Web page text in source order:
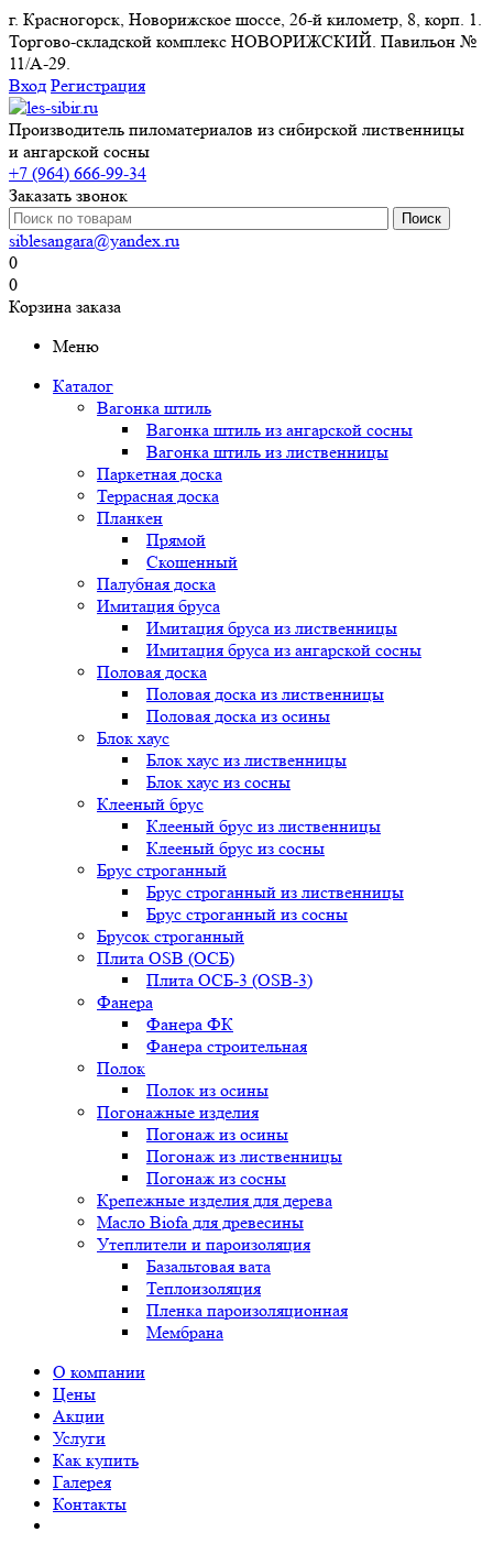
г. Красногорск, Новорижское шоссе, 26-й километр, 8, корп. 1.
Торгово-складской комплекс НОВОРИЖСКИЙ. Павильон №
11/A-29.
Вход Регистрация
Производитель пиломатериалов из сибирской лиственницы
и ангарской сосны
+7 (964) 666-99-34
Заказать звонок
siblesangara@yandex.ru
0
0
Корзина заказа
Меню
Каталог
Вагонка штиль
Вагонка штиль из ангарской сосны
Вагонка штиль из лиственницы
Паркетная доска
Террасная доска
Планкен
Прямой
Скошенный
Палубная доска
Имитация бруса
Имитация бруса из лиственницы
Имитация бруса из ангарской сосны
Половая доска
Половая доска из лиственницы
Половая доска из осины
Блок хаус
Блок хаус из лиственницы
Блок хаус из сосны
Клееный брус
Клееный брус из лиственницы
Клееный брус из сосны
Брус строганный
Брус строганный из лиственницы
Брус строганный из сосны
Брусок строганный
Плита OSB (ОСБ)
Плита ОСБ-3 (OSB-3)
Фанера
Фанера ФК
Фанера строительная
Полок
Полок из осины
Погонажные изделия
Погонаж из осины
Погонаж из лиственницы
Погонаж из сосны
Крепежные изделия для дерева
Масло Biofa для древесины
Утеплители и пароизоляция
Базальтовая вата
Теплоизоляция
Пленка пароизоляционная
Мембрана
О компании
Цены
Акции
Услуги
Как купить
Галерея
Контакты